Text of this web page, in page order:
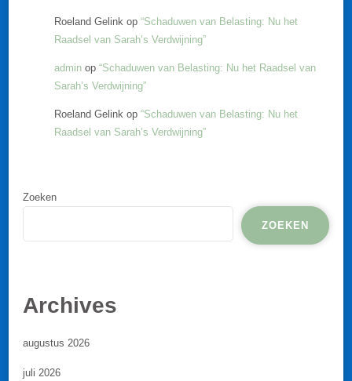
Roeland Gelink op “Schaduwen van Belasting: Nu het
Raadsel van Sarah’s Verdwijning”
admin op “Schaduwen van Belasting: Nu het Raadsel van
Sarah’s Verdwijning”
Roeland Gelink op “Schaduwen van Belasting: Nu het
Raadsel van Sarah’s Verdwijning”
Zoeken
ZOEKEN
Archives
augustus 2026
juli 2026